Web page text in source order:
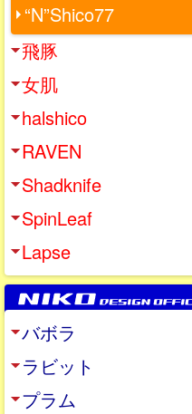
“N”Shico77
飛豚
女肌
halshico
RAVEN
Shadknife
SpinLeaf
Lapse
バボラ
ラビット
プラム